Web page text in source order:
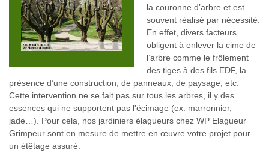
la couronne d’arbre et est
souvent réalisé par nécessité.
En effet, divers facteurs
obligent à enlever la cime de
l’arbre comme le frôlement
des tiges à des fils EDF, la
présence d’une construction, de panneaux, de paysage, etc.
Cette intervention ne se fait pas sur tous les arbres, il y des
essences qui ne supportent pas l'écimage (ex. marronnier,
jade…). Pour cela, nos jardiniers élagueurs chez WP Elagueur
Grimpeur sont en mesure de mettre en œuvre votre projet pour
un étêtage assuré.